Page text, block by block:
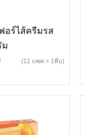
อร์ไส้ครีมรส
ม
(12 แพค = 1หีบ)